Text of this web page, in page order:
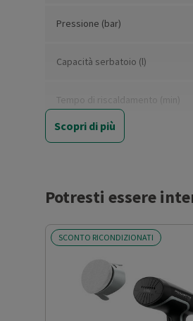
Pressione (bar)
Capacità serbatoio (l)
Tempo di riscaldamento (min)
Portata vapore (g/min)
Sistema anticalcare
Scopri di più
Potresti essere
SCONTO RICONDIZIONATI